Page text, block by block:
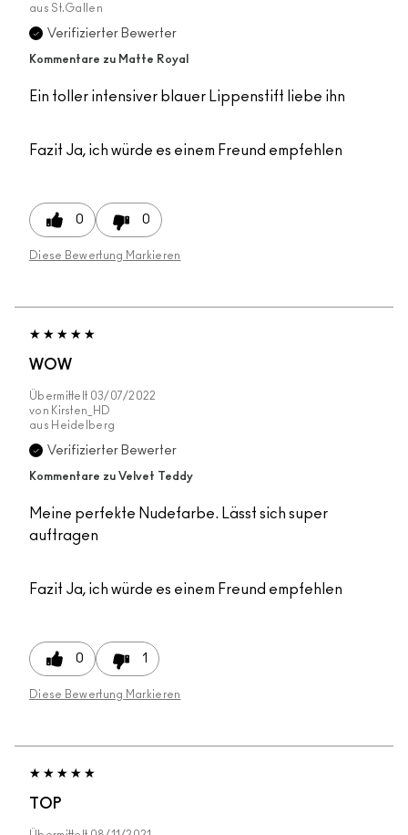
aus St.Gallen
Verifizierter Bewerter
Kommentare zu Matte Royal
Ein toller intensiver blauer Lippenstift liebe ihn
Fazit Ja, ich würde es einem Freund empfehlen
0 0
Diese Bewertung Markieren
WOW
Übermittelt 03/07/2022
von Kirsten_HD
aus Heidelberg
Verifizierter Bewerter
Kommentare zu Velvet Teddy
Meine perfekte Nudefarbe. Lässt sich super
auftragen
Fazit Ja, ich würde es einem Freund empfehlen
0 1
Diese Bewertung Markieren
TOP